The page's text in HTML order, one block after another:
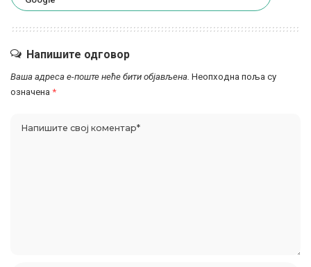
Напишите одговор
Ваша адреса е-поште неће бити објављена. Неопходна поља су
означена *